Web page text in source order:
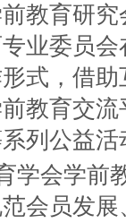
教育研
业委员
式，借
教育交
列公益活
学会学前
会员发